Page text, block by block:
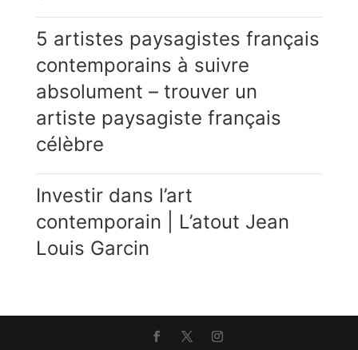
5 artistes paysagistes français
contemporains à suivre
absolument – trouver un
artiste paysagiste français
célèbre
Investir dans l’art
contemporain | L’atout Jean
Louis Garcin